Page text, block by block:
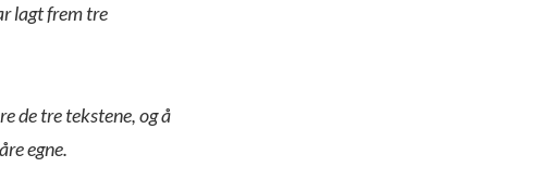
lagt frem tre
de tre tekstene, og å
egne.